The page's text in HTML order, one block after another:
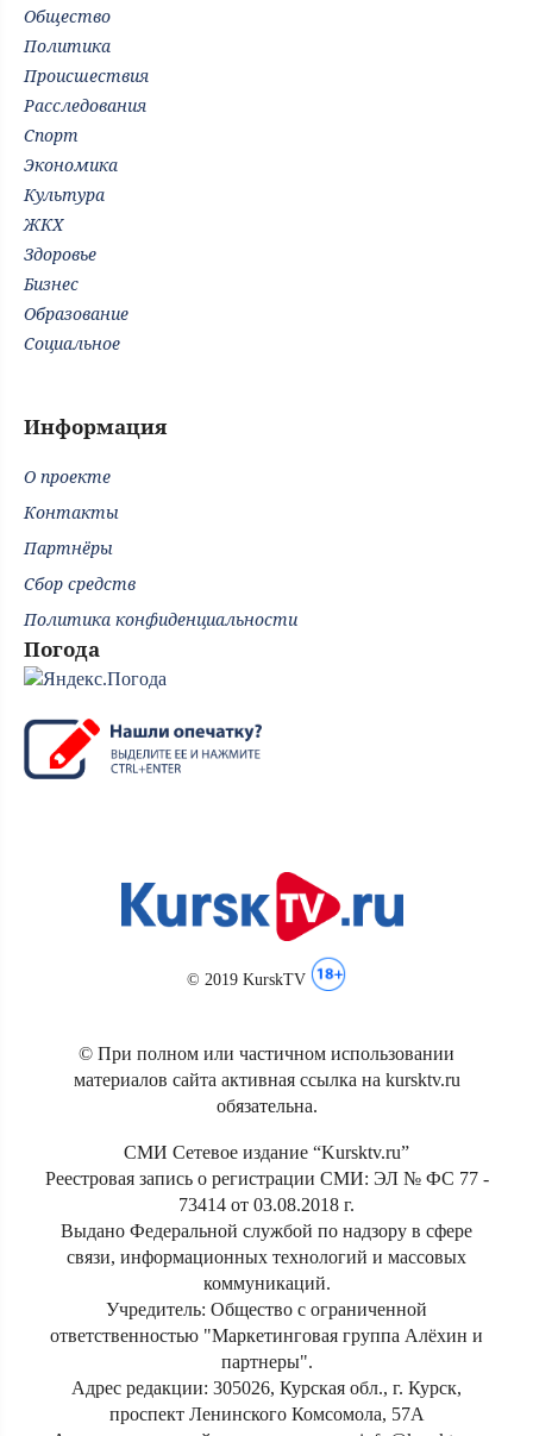
Общество
Политика
Происшествия
Расследования
Спорт
Экономика
Культура
ЖКХ
Здоровье
Бизнес
Образование
Социальное
Информация
О проекте
Контакты
Партнёры
Сбор средств
Политика конфиденциальности
Погода
© 2019 KurskTV
© При полном или частичном использовании
материалов сайта активная ссылка на kursktv.ru
обязательна.
СМИ Сетевое издание “Kursktv.ru”
Реестровая запись о регистрации СМИ: ЭЛ № ФС 77 -
73414 от 03.08.2018 г.
Выдано Федеральной службой по надзору в сфере
связи, информационных технологий и массовых
коммуникаций.
Учредитель: Общество с ограниченной
ответственностью "Маркетинговая группа Алёхин и
партнеры".
Адрес редакции: 305026, Курская обл., г. Курск,
проспект Ленинского Комсомола, 57А